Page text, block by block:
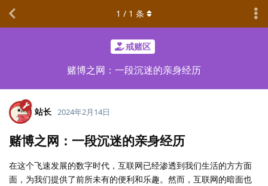
戒赌区
赌博之网：一段沉迷的亲身经历
1 / 1 条
站长 2024年2月14日
赌博之网：一段沉迷的亲身经历
在这个飞速发展的数字时代，互联网已经渗透到我们生活的方方面
面，为我们提供了前所未有的便利和乐趣。然而，互联网的暗面也